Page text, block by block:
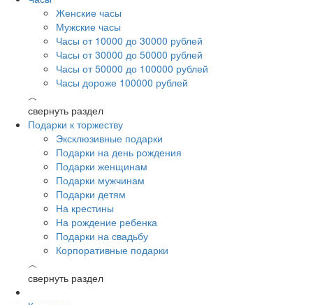
Женские часы
Мужские часы
Часы от 10000 до 30000 рублей
Часы от 30000 до 50000 рублей
Часы от 50000 до 100000 рублей
Часы дороже 100000 рублей
︿
свернуть раздел
Подарки к торжеству
Эксклюзивные подарки
Подарки на день рождения
Подарки женщинам
Подарки мужчинам
Подарки детям
На крестины
На рождение ребенка
Подарки на свадьбу
Корпоративные подарки
︿
свернуть раздел